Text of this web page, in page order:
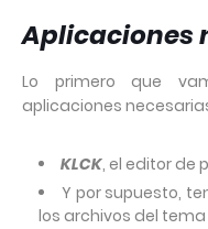
Aplicaciones
Lo primero que
aplicaciones
KLCK, el editor de
Y por supuesto,
los archivos del